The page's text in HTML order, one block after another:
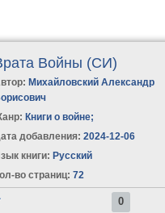
Войны (СИ)
Михайловский Александр
Книги о войне;
добавления: 2024-12-06
книги: Русский
во страниц: 72
0